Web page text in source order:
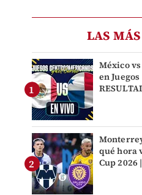
LAS
México
en
qué hora
Cup 2026